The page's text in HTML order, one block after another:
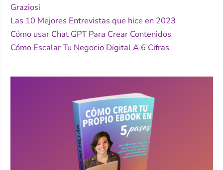
Graziosi
Las 10 Mejores Entrevistas que hice en 2023
Cómo usar Chat GPT Para Crear Contenidos
Cómo Escalar Tu Negocio Digital A 6 Cifras